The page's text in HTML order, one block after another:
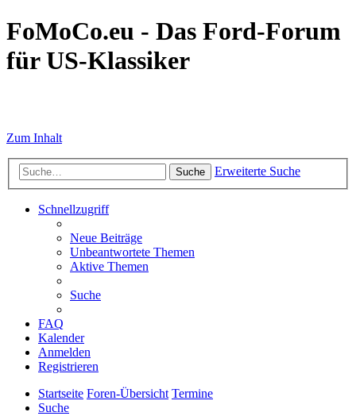
FoMoCo.eu - Das Ford-Forum
für US-Klassiker
Zum Inhalt
Suche Erweiterte Suche
Schnellzugriff
Neue Beiträge
Unbeantwortete Themen
Aktive Themen
Suche
FAQ
Kalender
Anmelden
Registrieren
Startseite Foren-Übersicht Termine
Suche